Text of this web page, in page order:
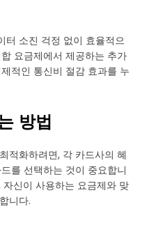
터 소진 걱정 없이 효율적으
요금제에서 제공하는 추가
적인 통신비 절감 효과를 누
방법
적화하려면, 각 카드사의 혜
를 선택하는 것이 중요합니
신이 사용하는 요금제와 맞
니다.